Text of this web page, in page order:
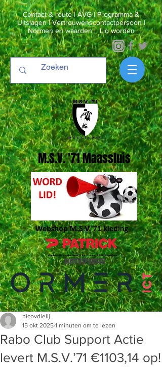
Contact & route|AVG|Programma &
Uitslagen|Vertrouwenscontactpersoon|
Normen en waarden|Lid worden
M.S.V. '71 Maassluis
HOOFDSPONSOR
Rabo Club Support Actie
levert M.S.V.’71 €1103,14 op!
nicovdlelij
15 okt 2025 1 minuten om te lezen